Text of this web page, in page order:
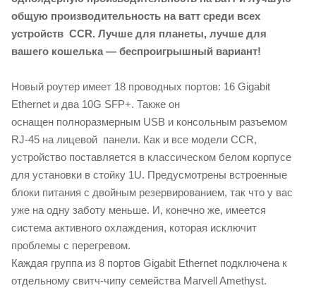
общую производительность на ватт среди всех
устройств CCR. Лучше для планеты, лучше для
вашего кошелька — беспроигрышный вариант!
Новый роутер имеет 18 проводных портов: 16 Gigabit
Ethernet и два 10G SFP+. Также он
оснащен полноразмерным USB и консольным разъемом
RJ-45 на лицевой панели. Как и все модели CCR,
устройство поставляется в классическом белом корпусе
для установки в стойку 1U. Предусмотрены встроенные
блоки питания с двойным резервированием, так что у вас
уже на одну заботу меньше. И, конечно же, имеется
система активного охлаждения, которая исключит
проблемы с перегревом.
Каждая группа из 8 портов Gigabit Ethernet подключена к
отдельному свитч-чипу семейства Marvell Amethyst.